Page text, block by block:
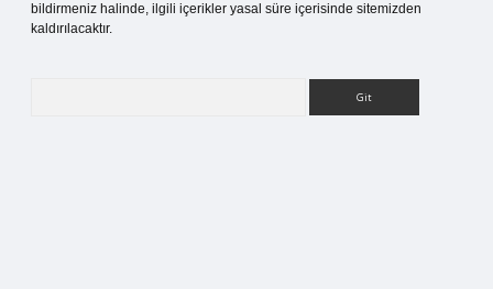
bildirmeniz halinde, ilgili içerikler yasal süre içerisinde sitemizden
kaldırılacaktır.